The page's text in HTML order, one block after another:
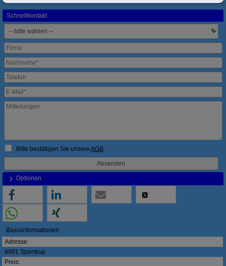
Schnellkontakt
Bitte bestätigen Sie unsereAGB
Optionen
Basisinformationen
Adresse:
8981 Spentrup
Preis: